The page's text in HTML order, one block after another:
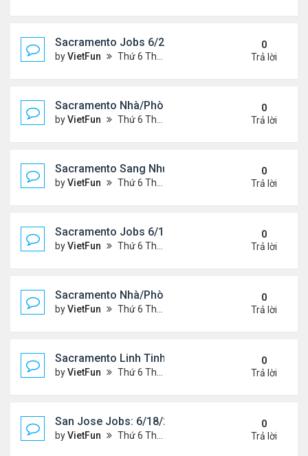
Sacramento Jobs 6/25/21- 7/2/21
byVietFun Thứ 6 Tháng 6 25, 2021 2:02 pm
0
Trả lời
Sacramento Nhà/Phòng: 6/25/21- 7/2/21
byVietFun Thứ 6 Tháng 6 25, 2021 2:01 pm
0
Trả lời
Sacramento Sang Nhượng 6/25/21- 7/2/21
byVietFun Thứ 6 Tháng 6 25, 2021 1:54 pm
0
Trả lời
Sacramento Jobs 6/18/21- 6/25/21
byVietFun Thứ 6 Tháng 6 18, 2021 2:07 pm
0
Trả lời
Sacramento Nhà/Phòng 6/18/21- 6/25/21
byVietFun Thứ 6 Tháng 6 18, 2021 2:04 pm
0
Trả lời
Sacramento Linh Tinh 6/18/21- 6/25/21
byVietFun Thứ 6 Tháng 6 18, 2021 2:02 pm
0
Trả lời
San Jose Jobs: 6/18/21- 6/25/2021
byVietFun Thứ 6 Tháng 6 18, 2021 1:58 pm
0
Trả lời